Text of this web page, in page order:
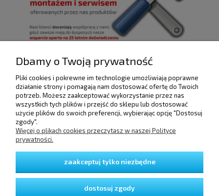
POMOC
DOSTAWA I PŁATNOŚCI
GWARANCJA I ZWROTY
Dbamy o Twoją prywatność
Pliki cookies i pokrewne im technologie umożliwiają poprawne
działanie strony i pomagają nam dostosować ofertę do Twoich
potrzeb. Możesz zaakceptować wykorzystanie przez nas
wszystkich tych plików i przejść do sklepu lub dostosować
użycie plików do swoich preferencji, wybierając opcję "Dostosuj
zgody".
Więcej o plikach cookies przeczytasz w naszej Polityce
prywatności.
zaakceptuj tylko niezbędne
dostosuj zgody